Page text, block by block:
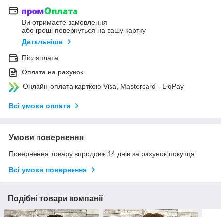
Ви отримаєте замовлення
або гроші повернуться на вашу картку
Детальніше
Післяплата
Оплата на рахунок
Онлайн-оплата карткою Visa, Mastercard - LiqPay
Всі умови оплати
Умови повернення
Повернення товару впродовж 14 днів за рахунок покупця
Всі умови повернення
Подібні товари компанії